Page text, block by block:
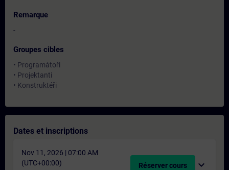
Remarque
-
Groupes cibles
• Programátoři
• Projektanti
• Konstruktéři
Dates et inscriptions
Nov 11, 2026 | 07:00 AM
(UTC+00:00)
Réserver cours expand_more